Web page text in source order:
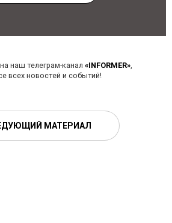
наш телеграм-канал «INFORMER»,
всех новостей и событий!
МАТЕРИАЛ